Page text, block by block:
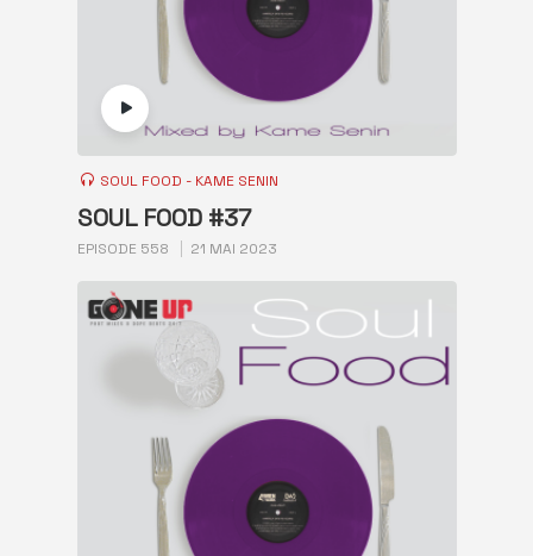
SOUL FOOD - KAME SENIN
SOUL FOOD #37
EPISODE 558 21 MAI 2023